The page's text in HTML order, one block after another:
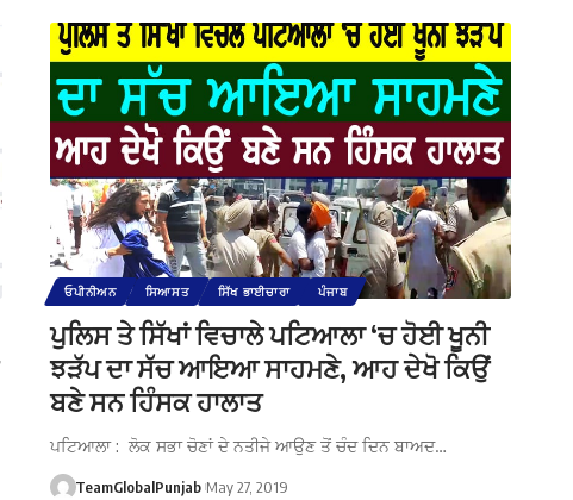
ਓਪੀਨੀਅਨ ਸਿਆਸਤ ਸਿੱਖ ਭਾਈਚਾਰਾ ਪੰਜਾਬ
ਪੁਲਿਸ ਤੇ ਸਿੱਖਾਂ ਵਿਚਾਲੇ ਪਟਿਆਲਾ ‘ਚ ਹੋਈ ਖੂਨੀ
ਝੜੱਪ ਦਾ ਸੱਚ ਆਇਆ ਸਾਹਮਣੇ, ਆਹ ਦੇਖੋ ਕਿਉਂ
ਬਣੇ ਸਨ ਹਿੰਸਕ ਹਾਲਾਤ
ਪਟਿਆਲਾ : ਲੋਕ ਸਭਾ ਚੋਣਾਂ ਦੇ ਨਤੀਜੇ ਆਉਣ ਤੋਂ ਚੰਦ ਦਿਨ ਬਾਅਦ…
TeamGlobalPunjab May 27, 2019